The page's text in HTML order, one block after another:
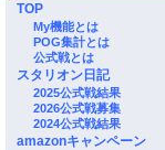
TOP
My機能とは
POG集計とは
公式戦とは
スタリオン日記
2025公式戦結果
2026公式戦募集
2024公式戦結果
amazonキャンペーン